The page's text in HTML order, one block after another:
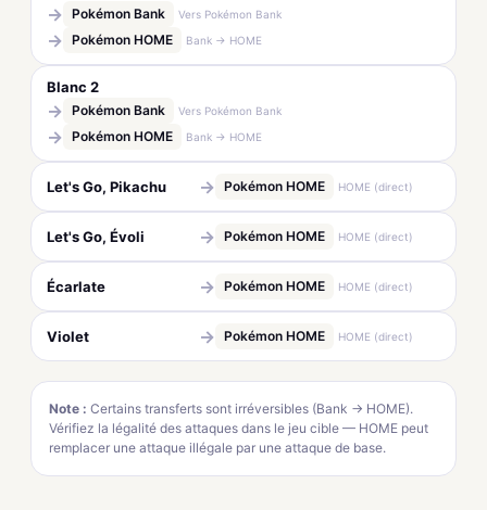
→ Pokémon Bank Vers Pokémon Bank
→ Pokémon HOME Bank → HOME
Blanc 2
→ Pokémon Bank Vers Pokémon Bank
→ Pokémon HOME Bank → HOME
Let's Go, Pikachu → Pokémon HOME HOME (direct)
Let's Go, Évoli → Pokémon HOME HOME (direct)
Écarlate → Pokémon HOME HOME (direct)
Violet → Pokémon HOME HOME (direct)
Note : Certains transferts sont irréversibles (Bank → HOME).
Vérifiez la légalité des attaques dans le jeu cible — HOME peut
remplacer une attaque illégale par une attaque de base.